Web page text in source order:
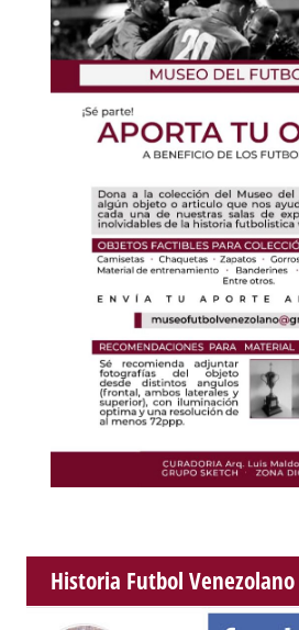
Historia Futbol Venezolano